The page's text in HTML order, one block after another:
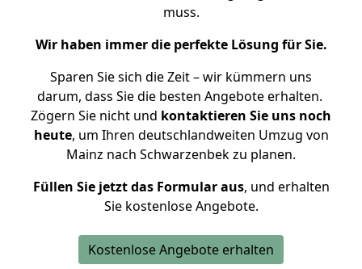
muss.
Wir haben immer die perfekte Lösung für Sie.
Sparen Sie sich die Zeit – wir kümmern uns
darum, dass Sie die besten Angebote erhalten.
Zögern Sie nicht und kontaktieren Sie uns noch
heute, um Ihren deutschlandweiten Umzug von
Mainz nach Schwarzenbek zu planen.
Füllen Sie jetzt das Formular aus, und erhalten
Sie kostenlose Angebote.
Kostenlose Angebote erhalten